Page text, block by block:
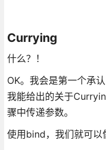
Currying
什么？！
OK。我会是第一个承
我能给出的关于
骤中传递参数。
使用bind，我们就可以